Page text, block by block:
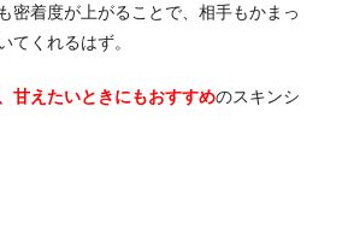
密着度が上がることで、相手もかまっ
てくれるはず。
甘えたいときにもおすすめのスキンシ